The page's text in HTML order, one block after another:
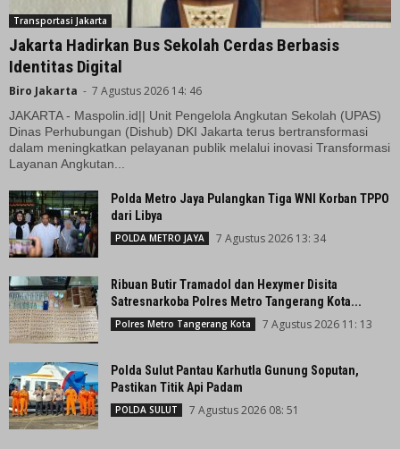
Transportasi Jakarta
Jakarta Hadirkan Bus Sekolah Cerdas Berbasis
Identitas Digital
Biro Jakarta - 7 Agustus 2026 14: 46
JAKARTA - Maspolin.id|| Unit Pengelola Angkutan Sekolah (UPAS)
Dinas Perhubungan (Dishub) DKI Jakarta terus bertransformasi
dalam meningkatkan pelayanan publik melalui inovasi Transformasi
Layanan Angkutan...
Polda Metro Jaya Pulangkan Tiga WNI Korban TPPO
dari Libya
POLDA METRO JAYA 7 Agustus 2026 13: 34
Ribuan Butir Tramadol dan Hexymer Disita
Satresnarkoba Polres Metro Tangerang Kota...
Polres Metro Tangerang Kota 7 Agustus 2026 11: 13
Polda Sulut Pantau Karhutla Gunung Soputan,
Pastikan Titik Api Padam
POLDA SULUT 7 Agustus 2026 08: 51